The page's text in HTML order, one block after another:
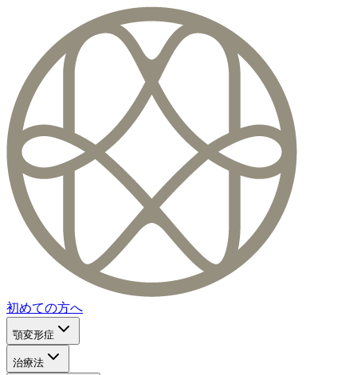
初めての方へ
顎変形症
治療法